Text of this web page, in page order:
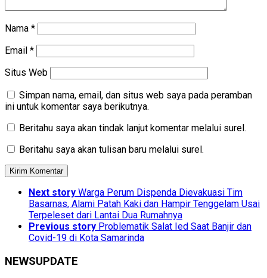
Nama *
Email *
Situs Web
Simpan nama, email, dan situs web saya pada peramban
ini untuk komentar saya berikutnya.
Beritahu saya akan tindak lanjut komentar melalui surel.
Beritahu saya akan tulisan baru melalui surel.
Next story Warga Perum Dispenda Dievakuasi Tim
Basarnas, Alami Patah Kaki dan Hampir Tenggelam Usai
Terpeleset dari Lantai Dua Rumahnya
Previous story Problematik Salat Ied Saat Banjir dan
Covid-19 di Kota Samarinda
NEWSUPDATE